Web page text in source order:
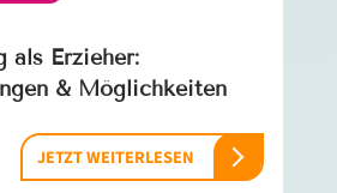
als Erzieher:
& Möglichkeiten
JETZT WEITERLESEN